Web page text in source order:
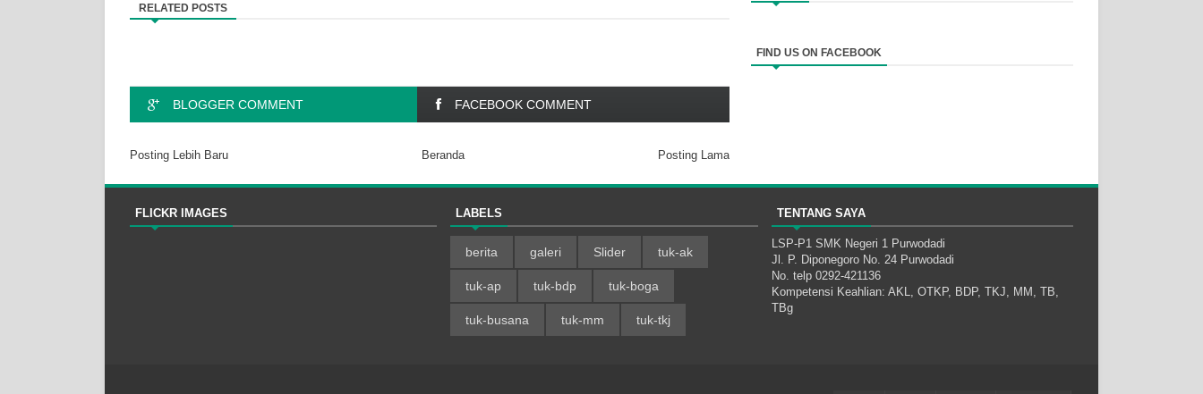
RELATED POSTS
BLOGGER COMMENT FACEBOOK COMMENT
Posting Lebih Baru Posting Lama
Beranda
FIND US ON FACEBOOK
FLICKR IMAGES LABELS
berita galeri Slider tuk-ak
tuk-ap tuk-bdp tuk-boga
tuk-busana tuk-mm tuk-tkj
TENTANG SAYA
LSP-P1 SMK Negeri 1 Purwodadi
Jl. P. Diponegoro No. 24 Purwodadi
No. telp 0292-421136
Kompetensi Keahlian: AKL, OTKP, BDP, TKJ, MM, TB,
TBg